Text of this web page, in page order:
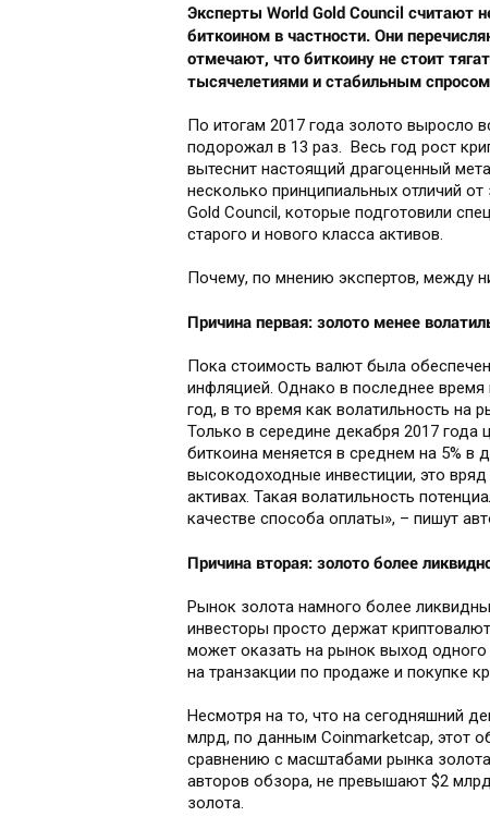
Эксперты World Gold Council считают
биткоином в частности. Они
отмечают, что биткоину не стоит
тысячелетиями и стабильным
По итогам 2017 года золото выросло
подорожал в 13 раз. Весь год рост
вытеснит настоящий драгоценный
несколько принципиальных отличий от
Gold Council, которые подготовили
старого и нового класса активов.
Почему, по мнению экспертов, между
Причина первая: золото менее
Пока стоимость валют была
инфляцией. Однако в последнее время
год, в то время как волатильность на
Только в середине декабря 2017 года
биткоина меняется в среднем на 5% в
высокодоходные инвестиции, это
активах. Такая волатильность
качестве способа оплаты», – пишут
Причина вторая: золото более
Рынок золота намного более
инвесторы просто держат
может оказать на рынок выход
на транзакции по продаже и покупке
Несмотря на то, что на сегодняшний
млрд, по данным Coinmarketcap, этот
сравнению с масштабами рынка
авторов обзора, не превышают $2
золота.